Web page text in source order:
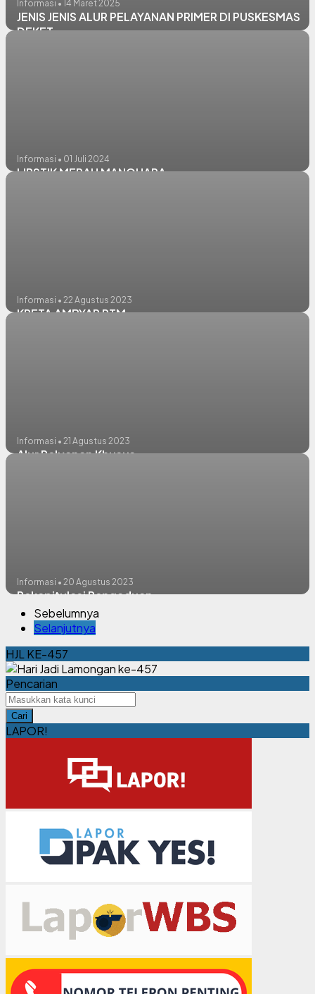
Informasi • 14 Maret 2025
JENIS JENIS ALUR PELAYANAN PRIMER DI PUSKESMAS
DEKET
Informasi • 01 Juli 2024
LIPSTIK MERAH MANOHARA
Informasi • 22 Agustus 2023
KRETA AMBYAR PTM
Informasi • 21 Agustus 2023
Alur Pelyanan Khusus
Informasi • 20 Agustus 2023
Rekapitulasi Pengaduan
Sebelumnya
Selanjutnya
HJL KE-457
Pencarian
Cari
LAPOR!